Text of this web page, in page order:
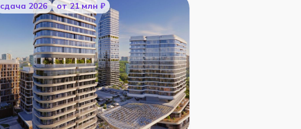
cдача 2026 от 21 млн ₽